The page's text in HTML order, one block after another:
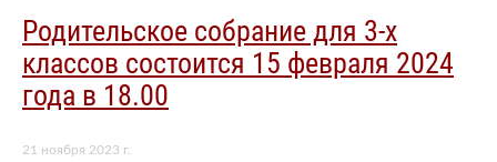
Родительское собрание для 3-х
классов состоится 15 февраля 2024
года в 18.00
21 ноября 2023 г.